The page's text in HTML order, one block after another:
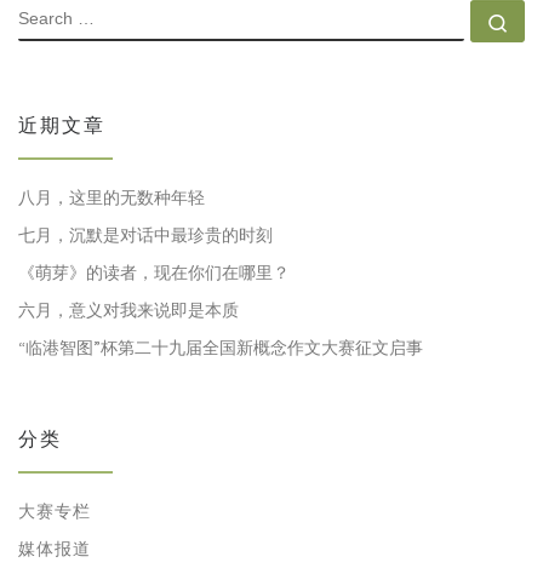
SEARCH
近期文章
八月，这里的无数种年轻
七月，沉默是对话中最珍贵的时刻
《萌芽》的读者，现在你们在哪里？
六月，意义对我来说即是本质
“临港智图”杯第二十九届全国新概念作文大赛征文启事
分类
大赛专栏
媒体报道